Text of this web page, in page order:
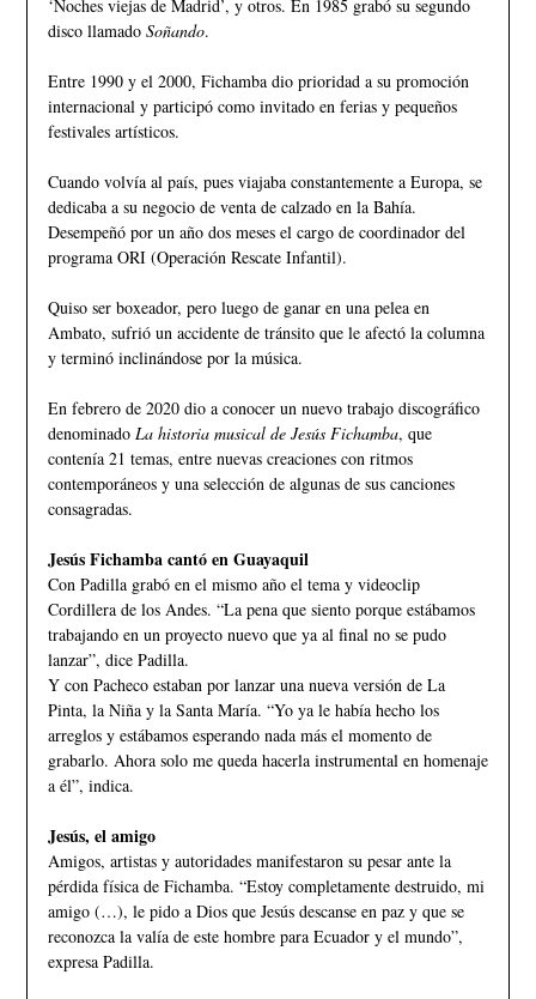
‘Noches viejas de Madrid’, y otros. En 1985 grabó su segundo
disco llamado Soñando.
Entre 1990 y el 2000, Fichamba dio prioridad a su promoción
internacional y participó como invitado en ferias y pequeños
festivales artísticos.
Cuando volvía al país, pues viajaba constantemente a Europa, se
dedicaba a su negocio de venta de calzado en la Bahía.
Desempeñó por un año dos meses el cargo de coordinador del
programa ORI (Operación Rescate Infantil).
Quiso ser boxeador, pero luego de ganar en una pelea en
Ambato, sufrió un accidente de tránsito que le afectó la columna
y terminó inclinándose por la música.
En febrero de 2020 dio a conocer un nuevo trabajo discográfico
denominado La historia musical de Jesús Fichamba, que
contenía 21 temas, entre nuevas creaciones con ritmos
contemporáneos y una selección de algunas de sus canciones
consagradas.
Jesús Fichamba cantó en Guayaquil
Con Padilla grabó en el mismo año el tema y videoclip
Cordillera de los Andes. “La pena que siento porque estábamos
trabajando en un proyecto nuevo que ya al final no se pudo
lanzar”, dice Padilla.
Y con Pacheco estaban por lanzar una nueva versión de La
Pinta, la Niña y la Santa María. “Yo ya le había hecho los
arreglos y estábamos esperando nada más el momento de
grabarlo. Ahora solo me queda hacerla instrumental en homenaje
a él”, indica.
Jesús, el amigo
Amigos, artistas y autoridades manifestaron su pesar ante la
pérdida física de Fichamba. “Estoy completamente destruido, mi
amigo (…), le pido a Dios que Jesús descanse en paz y que se
reconozca la valía de este hombre para Ecuador y el mundo”,
expresa Padilla.